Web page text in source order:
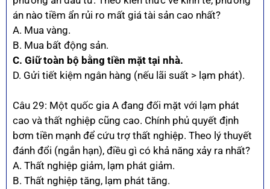
án nào tiềm ẩn rủi ro mất giá tài sản cao nhất?
A. Mua vàng.
B. Mua bất động sản.
C. Giữ toàn bộ bằng tiền mặt tại nhà.
D. Gửi tiết kiệm ngân hàng (nếu lãi suất > lạm phát).
Câu 29: Một quốc gia A đang đối mặt với lạm phát
cao và thất nghiệp cũng cao. Chính phủ quyết định
bơm tiền mạnh để cứu trợ thất nghiệp. Theo lý thuyết
đánh đổi (ngắn hạn), điều gì có khả năng xảy ra nhất?
A. Thất nghiệp giảm, lạm phát giảm.
B. Thất nghiệp tăng, lạm phát tăng.